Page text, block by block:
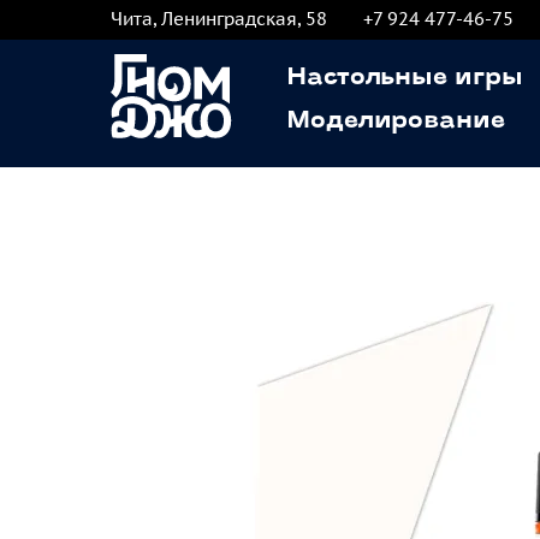
Чита, Ленинградская, 58 +7 924 477-46-75
Настольные игры
Моделирование